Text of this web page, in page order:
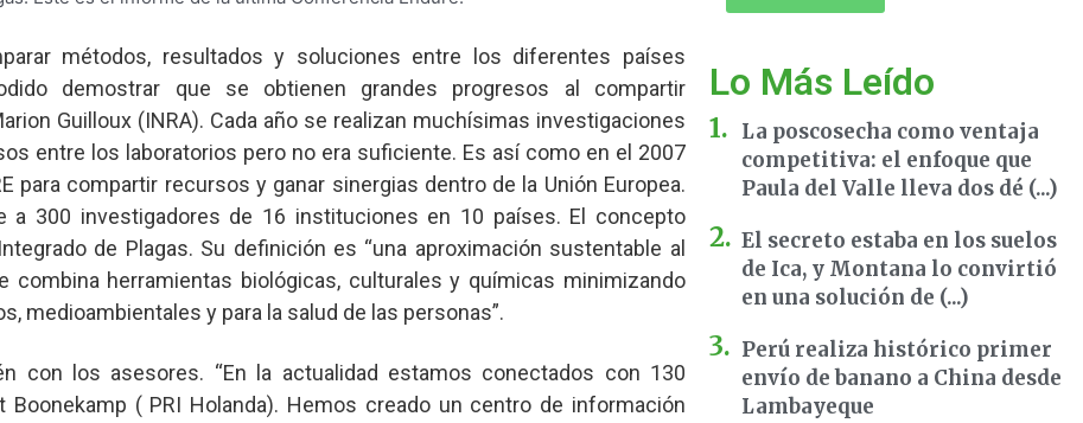
métodos, resultados y soluciones entre los diferentes países
demostrar que se obtienen grandes progresos al compartir
Guilloux (INRA). Cada año se realizan muchísimas investigaciones
entre los laboratorios pero no era suficiente. Es así como en el 2007
para compartir recursos y ganar sinergias dentro de la Unión Europea.
a 300 investigadores de 16 instituciones en 10 países. El concepto
de Plagas. Su definición es “una aproximación sustentable al
combina herramientas biológicas, culturales y químicas minimizando
medioambientales y para la salud de las personas”.
con los asesores. “En la actualidad estamos conectados con 130
Boonekamp ( PRI Holanda). Hemos creado un centro de información
Lo Más Leído
La poscosecha como ventaja
competitiva: el enfoque que
Paula del Valle lleva dos dé (...)
El secreto estaba en los suelos
de Ica, y Montana lo convirtió
en una solución de (...)
Perú realiza histórico primer
envío de banano a China desde
Lambayeque